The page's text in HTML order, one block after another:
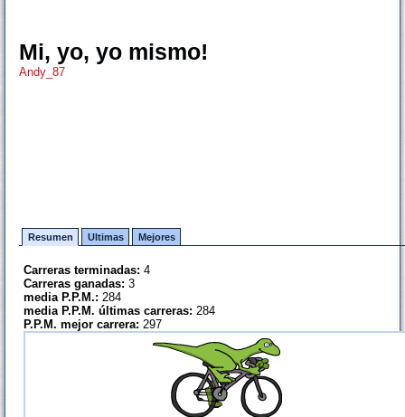
Mi, yo, yo mismo!
Andy_87
Resumen Ultimas Mejores
Carreras terminadas: 4
Carreras ganadas: 3
media P.P.M.: 284
media P.P.M. últimas carreras: 284
P.P.M. mejor carrera: 297